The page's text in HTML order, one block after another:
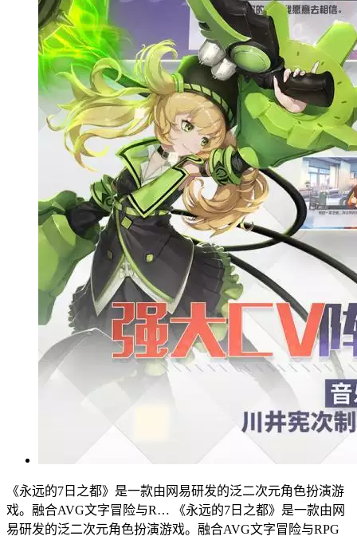
《永远的7日之都》是一款由网易研发的泛二次元角色扮演游
戏。融合AVG文字冒险与R…
《永远的7日之都》是一款由网
易研发的泛二次元角色扮演游戏。融合AVG文字冒险与RPG